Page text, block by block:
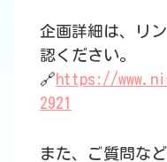
企画詳細は、リ
認ください。
🔗https://
2921
また、ご質問な